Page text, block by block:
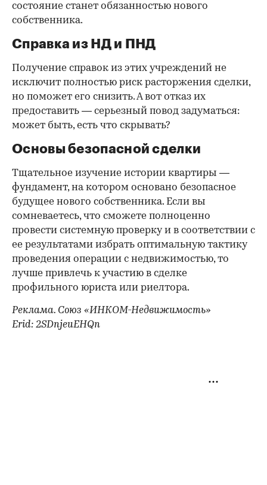
состояние станет обязанностью нового
собственника.
Справка из НД и ПНД
Получение справок из этих учреждений не
исключит полностью риск расторжения сделки,
но поможет его снизить. А вот отказ их
предоставить — серьезный повод задуматься:
может быть, есть что скрывать?
Основы безопасной сделки
Тщательное изучение истории квартиры —
фундамент, на котором основано безопасное
будущее нового собственника. Если вы
сомневаетесь, что сможете полноценно
провести системную проверку и в соответствии с
ее результатами избрать оптимальную тактику
проведения операции с недвижимостью, то
лучше привлечь к участию в сделке
профильного юриста или риелтора.
Реклама. Союз «ИНКОМ-Недвижимость»
Erid: 2SDnjeuEHQn